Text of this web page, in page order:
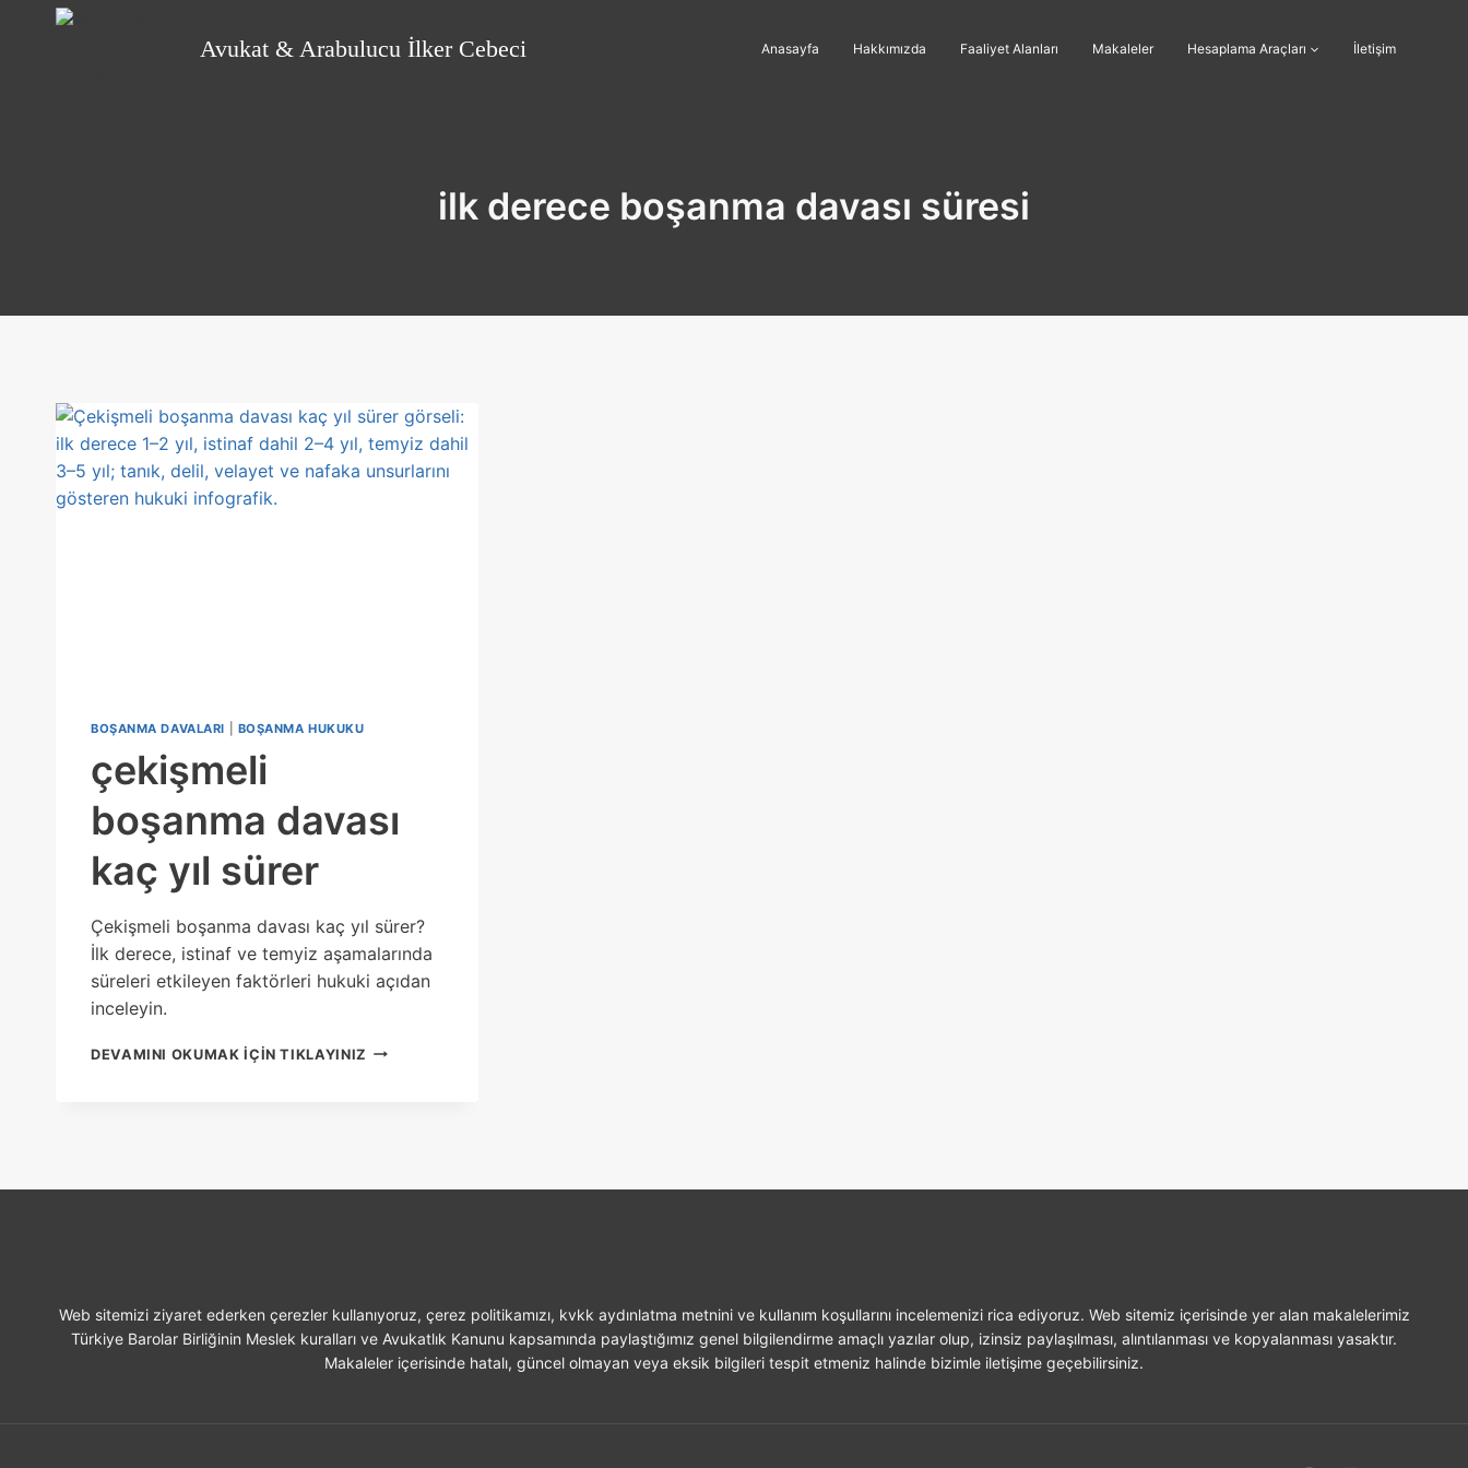
Avukat & Arabulucu İlker Cebeci Anasayfa Hakkımızda Faaliyet Alanları Makaleler Hesaplama Araçları İletişim
ilk derece boşanma davası süresi
BOŞANMA DAVALARI BOŞANMA HUKUKU
çekişmeli
boşanma davası
kaç yıl sürer
Çekişmeli boşanma davası kaç yıl sürer?
İlk derece, istinaf ve temyiz aşamalarında
süreleri etkileyen faktörleri hukuki açıdan
inceleyin.
DEVAMINI OKUMAK IÇIN TIKLAYINIZ ÇEKIŞMELI
Web sitemizi ziyaret ederken çerezler kullanıyoruz, çerez politikamızı, kvkk aydınlatma metnini ve kullanım koşullarını incelemenizi rica ediyoruz. Web sitemiz içerisinde yer alan makalelerimiz
Türkiye Barolar Birliğinin Meslek kuralları ve Avukatlık Kanunu kapsamında paylaştığımız genel bilgilendirme amaçlı yazılar olup, izinsiz paylaşılması, alıntılanması ve kopyalanması yasaktır.
Makaleler içerisinde hatalı, güncel olmayan veya eksik bilgileri tespit etmeniz halinde bizimle iletişime geçebilirsiniz.